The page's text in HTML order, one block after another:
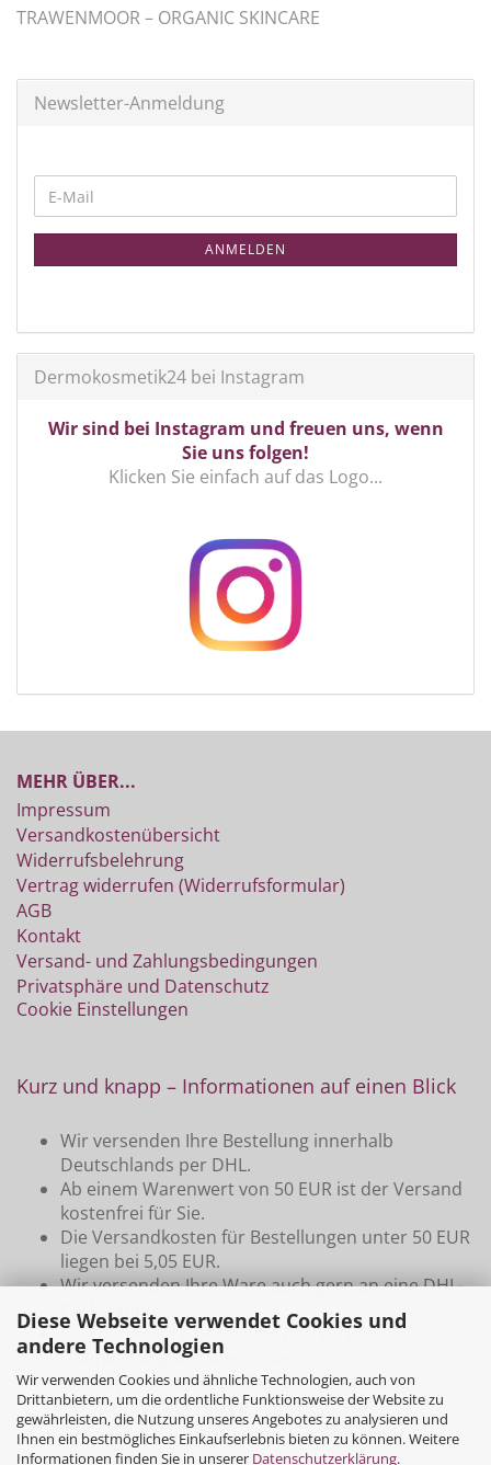
Diese Webseite verwendet Cookies und
andere Technologien
Wir verwenden Cookies und ähnliche Technologien, auch von
Drittanbietern, um die ordentliche Funktionsweise der Website zu
gewährleisten, die Nutzung unseres Angebotes zu analysieren und
Ihnen ein bestmögliches Einkaufserlebnis bieten zu können. Weitere
Informationen finden Sie in unserer Datenschutzerklärung.
TRAWENMOOR – ORGANIC SKINCARE
Newsletter-Anmeldung
WEITER
ZUR
NEWSLETTER-
E-
Mail
ANMELDEN
Dermokosmetik24 bei Instagram
Wir sind bei Instagram und freuen uns, wenn
Sie uns folgen!
Klicken Sie einfach auf das Logo...
MEHR ÜBER...
Impressum
Versandkostenübersicht
Widerrufsbelehrung
Vertrag widerrufen (Widerrufsformular)
AGB
Kontakt
Versand- und Zahlungsbedingungen
Privatsphäre und Datenschutz
Cookie Einstellungen
Kurz und knapp – Informationen auf einen Blick
Wir versenden Ihre Bestellung innerhalb
Deutschlands per DHL.
Ab einem Warenwert von 50 EUR ist der Versand
kostenfrei für Sie.
Die Versandkosten für Bestellungen unter 50 EUR
liegen bei 5,05 EUR.
Wir versenden Ihre Ware auch gern an eine DHL-
Packstation
Sie können Ihre Bestellung per Vorkasse-
Überweisung bezahlen oder
per PayPal und deren Dienste (Kreditkarten,
Lastschrift/Bankeinzug, Rechnungskauf)